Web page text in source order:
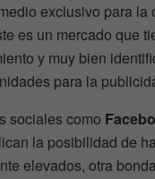
exclusivo para la
es un mercado que
y muy bien
para la
sociales como
la posibilidad de
elevados, otra